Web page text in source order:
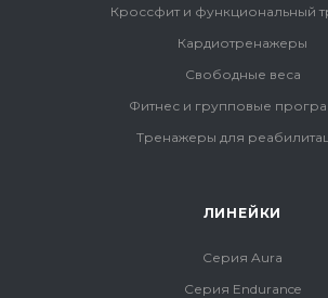
Кроссфит и функциональный
Кардиотренажеры
Свободные веса
Фитнес и групповые
Тренажеры для
ЛИНЕЙКИ
Серия Aura
Серия Endurance